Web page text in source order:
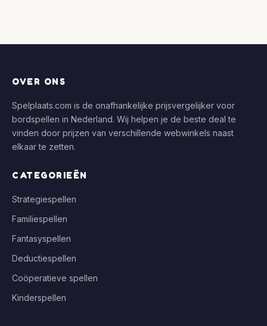
OVER ONS
Spelplaats.com is de onafhankelijke prijsvergelijker voor
bordspellen in Nederland. Wij helpen je de beste deal te
vinden door prijzen van verschillende webwinkels naast
elkaar te zetten.
CATEGORIEËN
Strategiespellen
Familiespellen
Fantasyspellen
Deductiespellen
Coöperatieve spellen
Kinderspellen